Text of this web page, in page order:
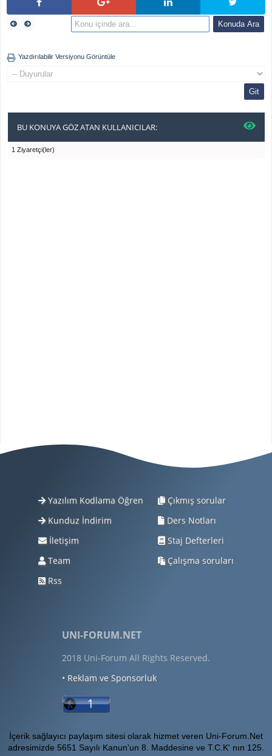
Yazdırılabilir Versiyonu Görüntüle
BU KONUYA GÖZ ATAN KULLANICILAR:
1 Ziyaretçi(ler)
Yazılım Kodlama Öğren
Kunduz İndirim
İletişim
Team
Rss
Çıkmış sorular
Ders Notları
Staj Defterleri
Çalışma soruları
UNI-FORUM.NET
2018 Uni-Forum All Rights Reserved.
• Reklam ve Sponsorluk
İçerik sağlayıcı paylaşım sitesi olarak hizmet veren Uni-Forum.Net
adresimizde 5651 Sayılı Kanun'un 8. Maddesine ve T.C.K' nın 125.